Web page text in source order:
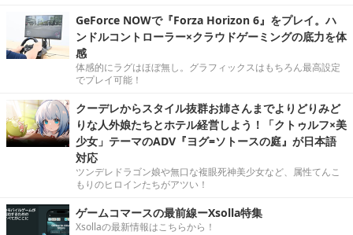
GeForce NOWで『Forza Horizon 6』をプレイ。ハ
ンドルコントローラー×クラウドゲーミングの底力を体
感
体感的にラグはほぼ無し。グラフィックスはもちろん最高設定
でプレイ可能！
クーデレからスタイル抜群お姉さんまでよりどりみど
りな人外娘たちとホテル経営しよう！「クトゥルフ×美
少女」テーマのADV『ヨグ=ソトースの庭』が日本語
対応
ツンデレドラゴン娘や無口な複眼死神美少女など、属性てんこ
もりのヒロインたちがアツい！
ゲームコマースの最前線ーXsolla特集
Xsollaの最新情報はこちらから！